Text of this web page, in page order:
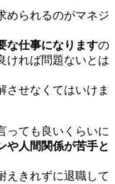
められるのがマネジ
な仕事になりますの
ければ問題ないとは
させなくてはいけま
っても良いくらいに
や人間関係が苦手と
えきれずに退職して